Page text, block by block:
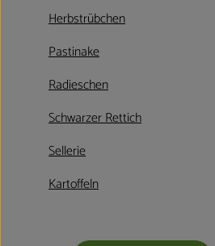
Herbstrübchen
Pastinake
Radieschen
Schwarzer Rettich
Sellerie
Kartoffeln